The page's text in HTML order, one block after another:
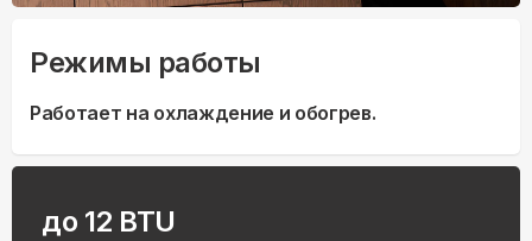
Режимы работы
Работает на охлаждение и обогрев.
до 12 BTU